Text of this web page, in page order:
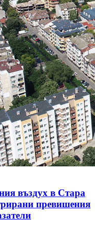
въздух в Стара
превишения